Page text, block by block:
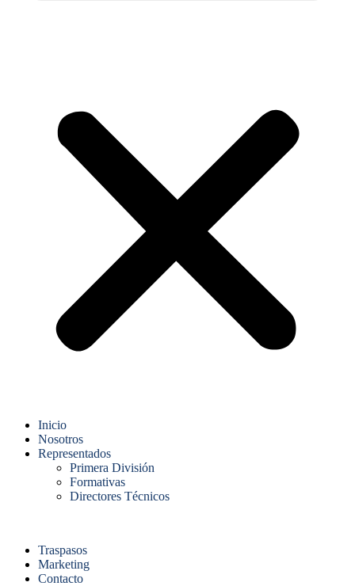
Inicio
Nosotros
Representados
Primera División
Formativas
Directores Técnicos
Traspasos
Marketing
Contacto